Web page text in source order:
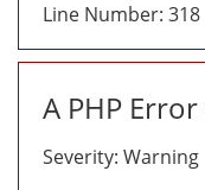
Line Number: 318
A PHP
Severity: Warning